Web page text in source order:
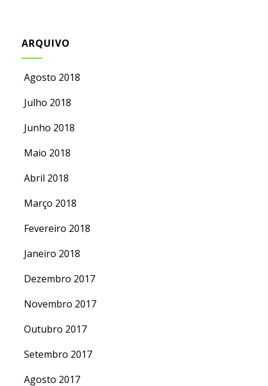
ARQUIVO
Agosto 2018
Julho 2018
Junho 2018
Maio 2018
Abril 2018
Março 2018
Fevereiro 2018
Janeiro 2018
Dezembro 2017
Novembro 2017
Outubro 2017
Setembro 2017
Agosto 2017